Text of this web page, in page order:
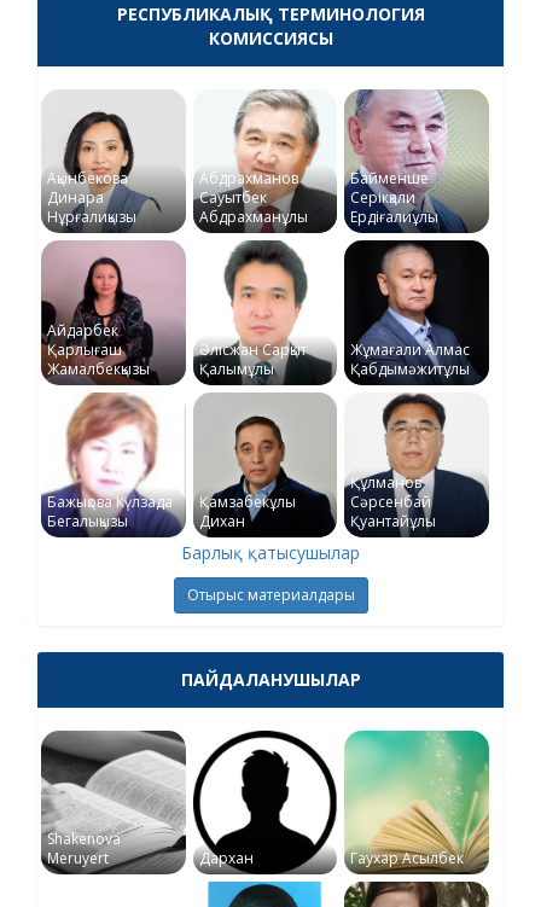
РЕСПУБЛИКАЛЫҚ ТЕРМИНОЛОГИЯ
КОМИССИЯСЫ
Ақынбекова
Динара
Нұрғалиқызы
Абдрахманов
Сауытбек
Абдрахманұлы
Байменше
Серікқали
Ердіғалиұлы
Айдарбек
Қарлығаш
Жамалбекқызы
Әлісжан Сарқыт
Қалымұлы
Жұмағали Алмас
Қабдымәжитұлы
Бажықова Күлзада
Бегалықызы
Қамзабекұлы
Дихан
Құлманов
Сәрсенбай
Қуантайұлы
Барлық қатысушылар
Отырыс материалдары
ПАЙДАЛАНУШЫЛАР
Shakenova
Meruyert
Дархан Гаухар Асылбек